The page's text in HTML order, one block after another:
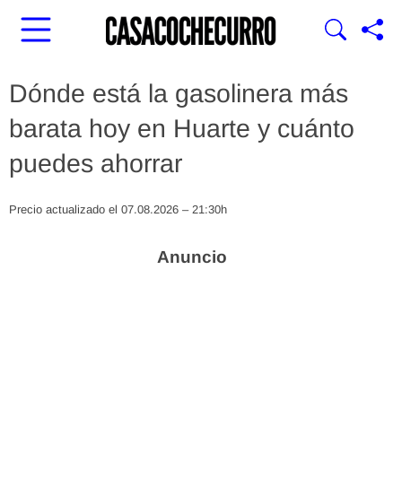
Dónde está la gasolinera más
barata hoy en Huarte y cuánto
puedes ahorrar
Precio actualizado el 07.08.2026 – 21:30h